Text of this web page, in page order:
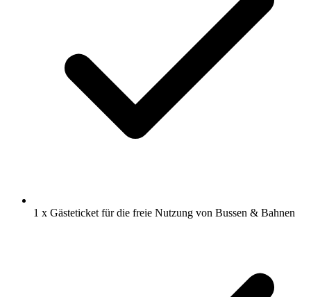
1 x Gästeticket für die freie Nutzung von Bussen & Bahnen